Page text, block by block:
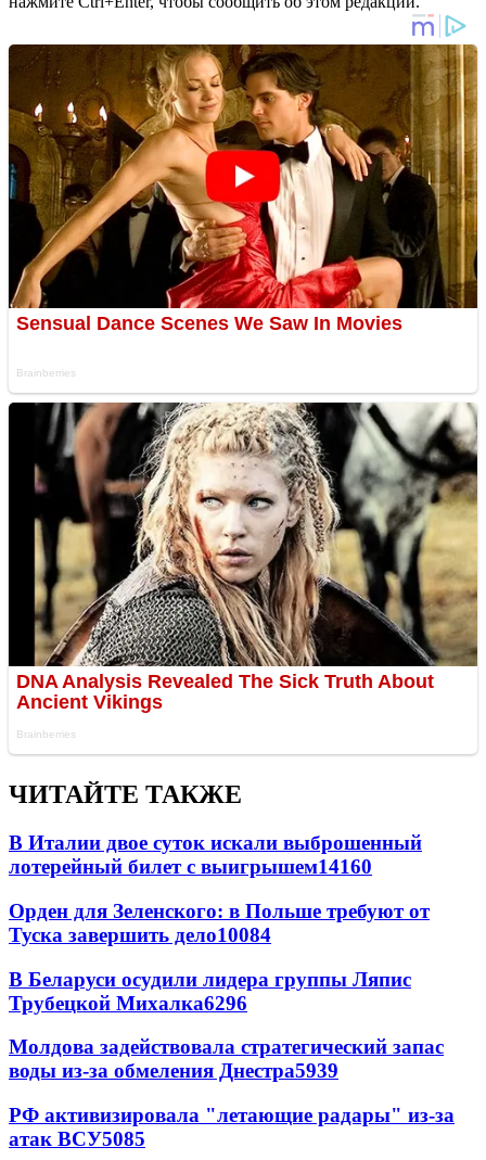
ЧИТАЙТЕ ТАКЖЕ
В Италии двое суток искали выброшенный
лотерейный билет с выигрышем14160
Орден для Зеленского: в Польше требуют от
Туска завершить дело10084
В Беларуси осудили лидера группы Ляпис
Трубецкой Михалка6296
Молдова задействовала стратегический запас
воды из-за обмеления Днестра5939
РФ активизировала "летающие радары" из-за
атак ВСУ5085